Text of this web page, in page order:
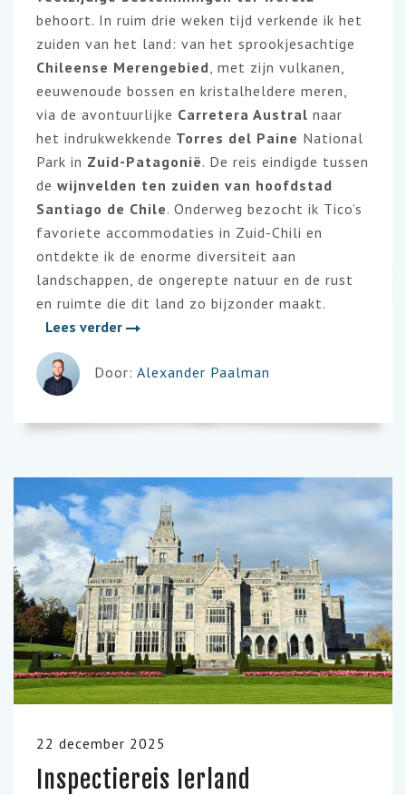
behoort. In ruim drie weken tijd verkende ik het
zuiden van het land: van het sprookjesachtige
Chileense Merengebied, met zijn vulkanen,
eeuwenoude bossen en kristalheldere meren,
via de avontuurlijke Carretera Austral naar
het indrukwekkende Torres del Paine National
Park in Zuid-Patagonië. De reis eindigde tussen
de wijnvelden ten zuiden van hoofdstad
Santiago de Chile. Onderweg bezocht ik Tico’s
favoriete accommodaties in Zuid-Chili en
ontdekte ik de enorme diversiteit aan
landschappen, de ongerepte natuur en de rust
en ruimte die dit land zo bijzonder maakt.
Lees verder
Door: Alexander Paalman
22 december 2025
Inspectiereis Ierland